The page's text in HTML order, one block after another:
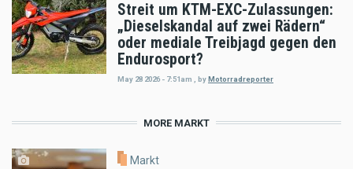
Streit um KTM-EXC-Zulassungen:
„Dieselskandal auf zwei Rädern“
oder mediale Treibjagd gegen den
Endurosport?
May 28 2026 - 7:51am byMotorradreporter
MORE MARKT
Markt